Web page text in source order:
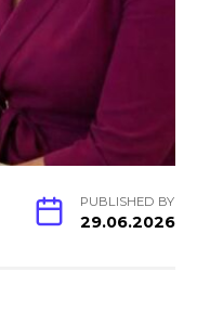
PUBLISHED BY
29.06.2026